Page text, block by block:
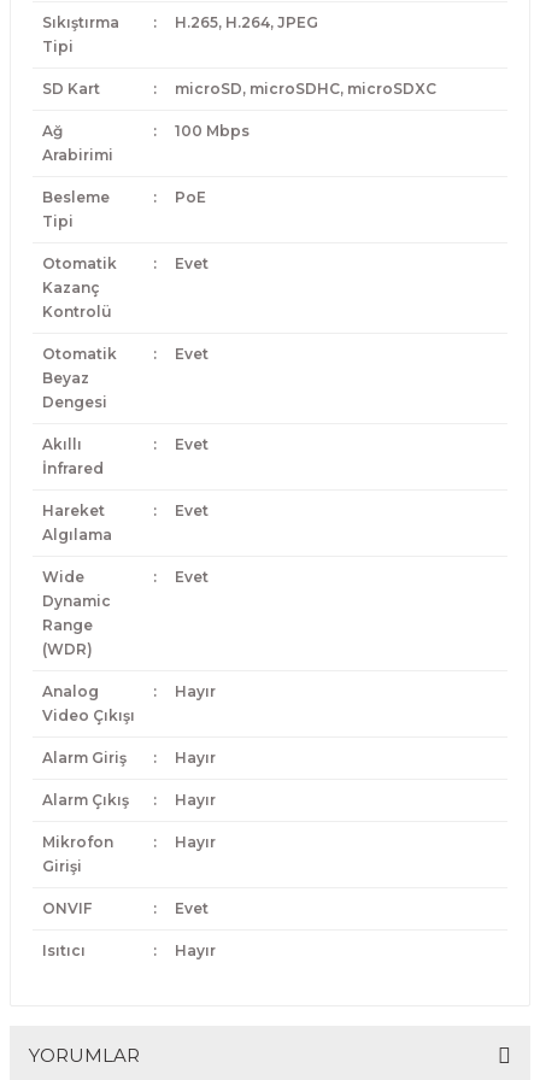
Sıkıştırma
Tipi
: H.265, H.264, JPEG
SD Kart : microSD, microSDHC, microSDXC
Ağ
Arabirimi
: 100 Mbps
Besleme
Tipi
: PoE
Otomatik
Kazanç
Kontrolü
: Evet
Otomatik
Beyaz
Dengesi
: Evet
Akıllı
İnfrared
: Evet
Hareket
Algılama
: Evet
Wide
Dynamic
Range
(WDR)
: Evet
Analog
Video Çıkışı
: Hayır
Alarm Giriş : Hayır
Alarm Çıkış : Hayır
Mikrofon
Girişi
: Hayır
ONVIF : Evet
Isıtıcı : Hayır
YORUMLAR